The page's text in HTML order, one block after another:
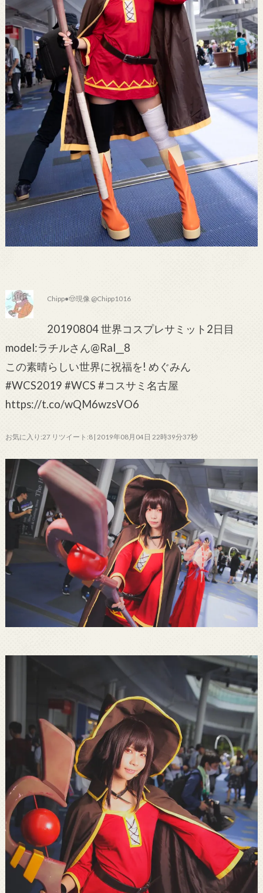
Chipp●🤠現像 @Chipp1016
20190804 世界コスプレサミット2日目
model:ラチルさん@Ral__8
この素晴らしい世界に祝福を! めぐみん
#WCS2019 #WCS #コスサミ名古屋
https://t.co/wQM6wzsVO6
お気に入り:27 リツイート:8 | 2019年08月04日 22時39分37秒